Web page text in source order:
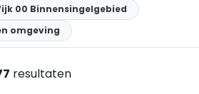
00 Binnensingelgebied
omgeving
resultaten